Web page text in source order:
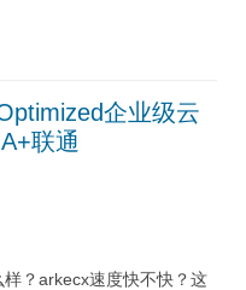
企业级云
联通
？arkecx速度快不快？这